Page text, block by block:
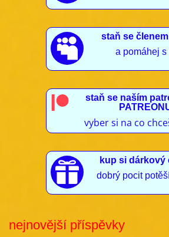

staň se
a pomáhej s
staň se naším
vyber si na co

kup si dárkový
dobrý pocit
nejnovější příspěvky